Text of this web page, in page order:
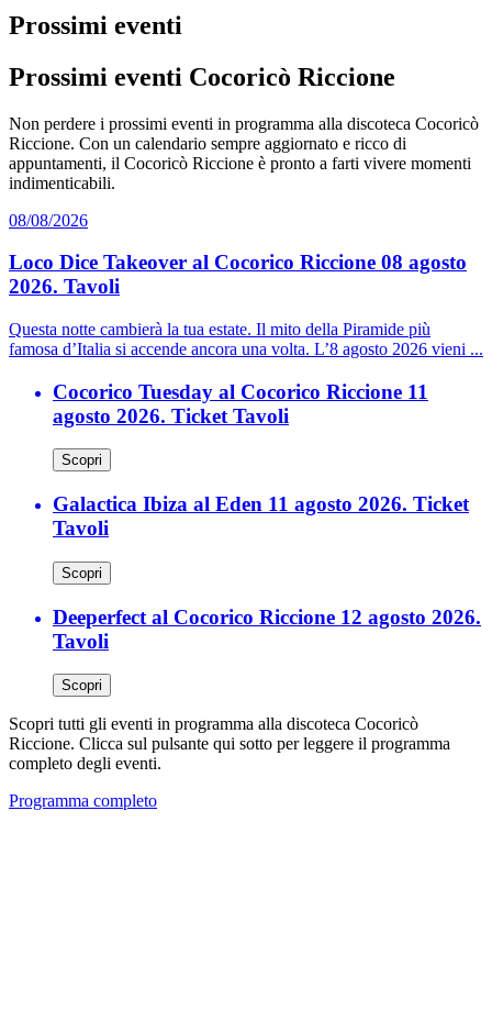
Prossimi eventi
Prossimi eventi Cocoricò Riccione
Non perdere i prossimi eventi in programma alla discoteca Cocoricò
Riccione. Con un calendario sempre aggiornato e ricco di
appuntamenti, il Cocoricò Riccione è pronto a farti vivere momenti
indimenticabili.
08/08/2026
Loco Dice Takeover al Cocorico Riccione 08 agosto
2026. Tavoli
Questa notte cambierà la tua estate. Il mito della Piramide più
famosa d’Italia si accende ancora una volta. L’8 agosto 2026 vieni ...
Cocorico Tuesday al Cocorico Riccione 11
agosto 2026. Ticket Tavoli
Scopri
Galactica Ibiza al Eden 11 agosto 2026. Ticket
Tavoli
Scopri
Deeperfect al Cocorico Riccione 12 agosto 2026.
Tavoli
Scopri
Scopri tutti gli eventi in programma alla discoteca Cocoricò
Riccione. Clicca sul pulsante qui sotto per leggere il programma
completo degli eventi.
Programma completo